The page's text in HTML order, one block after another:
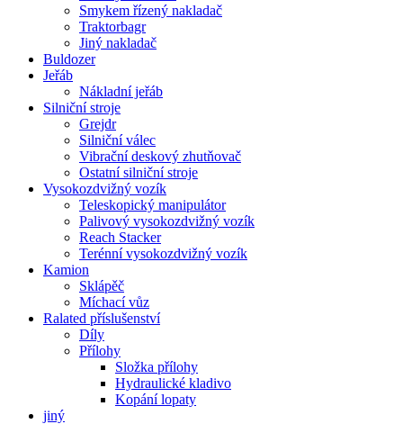
Smykem řízený nakladač
Traktorbagr
Jiný nakladač
Buldozer
Jeřáb
Nákladní jeřáb
Silniční stroje
Grejdr
Silniční válec
Vibrační deskový zhutňovač
Ostatní silniční stroje
Vysokozdvižný vozík
Teleskopický manipulátor
Palivový vysokozdvižný vozík
Reach Stacker
Terénní vysokozdvižný vozík
Kamion
Sklápěč
Míchací vůz
Ralated příslušenství
Díly
Přílohy
Složka přílohy
Hydraulické kladivo
Kopání lopaty
jiný